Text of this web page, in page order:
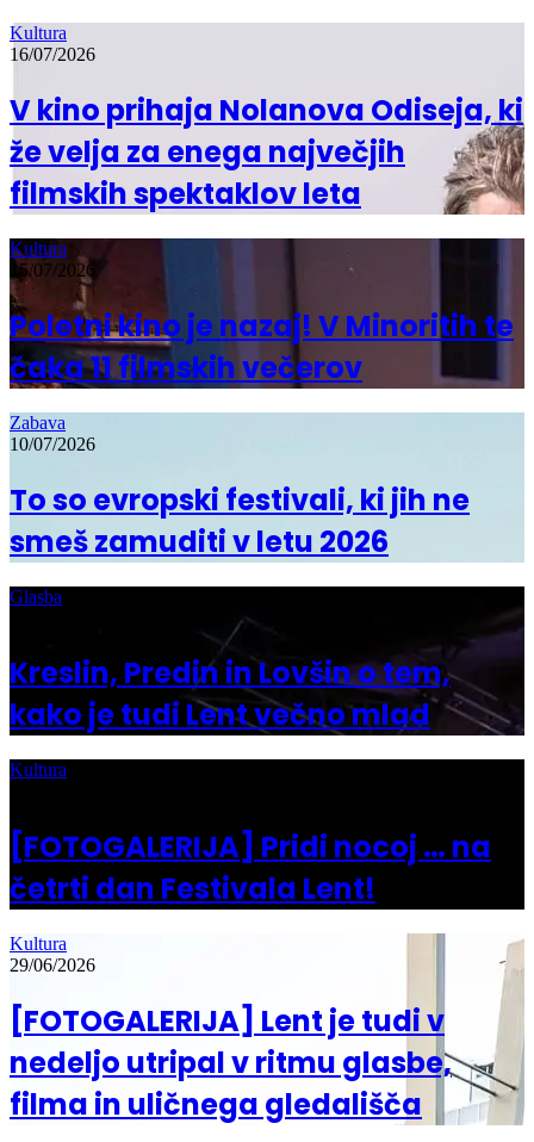
Kultura
16/07/2026
V kino prihaja Nolanova Odiseja, ki
že velja za enega največjih
filmskih spektaklov leta
Kultura
15/07/2026
Poletni kino je nazaj! V Minoritih te
čaka 11 filmskih večerov
Zabava
10/07/2026
To so evropski festivali, ki jih ne
smeš zamuditi v letu 2026
Glasba
Kreslin, Predin in Lovšin o tem,
kako je tudi Lent večno mlad
Kultura
[FOTOGALERIJA] Pridi nocoj … na
četrti dan Festivala Lent!
Kultura
29/06/2026
[FOTOGALERIJA] Lent je tudi v
nedeljo utripal v ritmu glasbe,
filma in uličnega gledališča